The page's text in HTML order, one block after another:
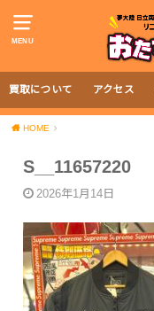
MENU
買取について アクセス
HOME
S__11657220
2026年1月14日